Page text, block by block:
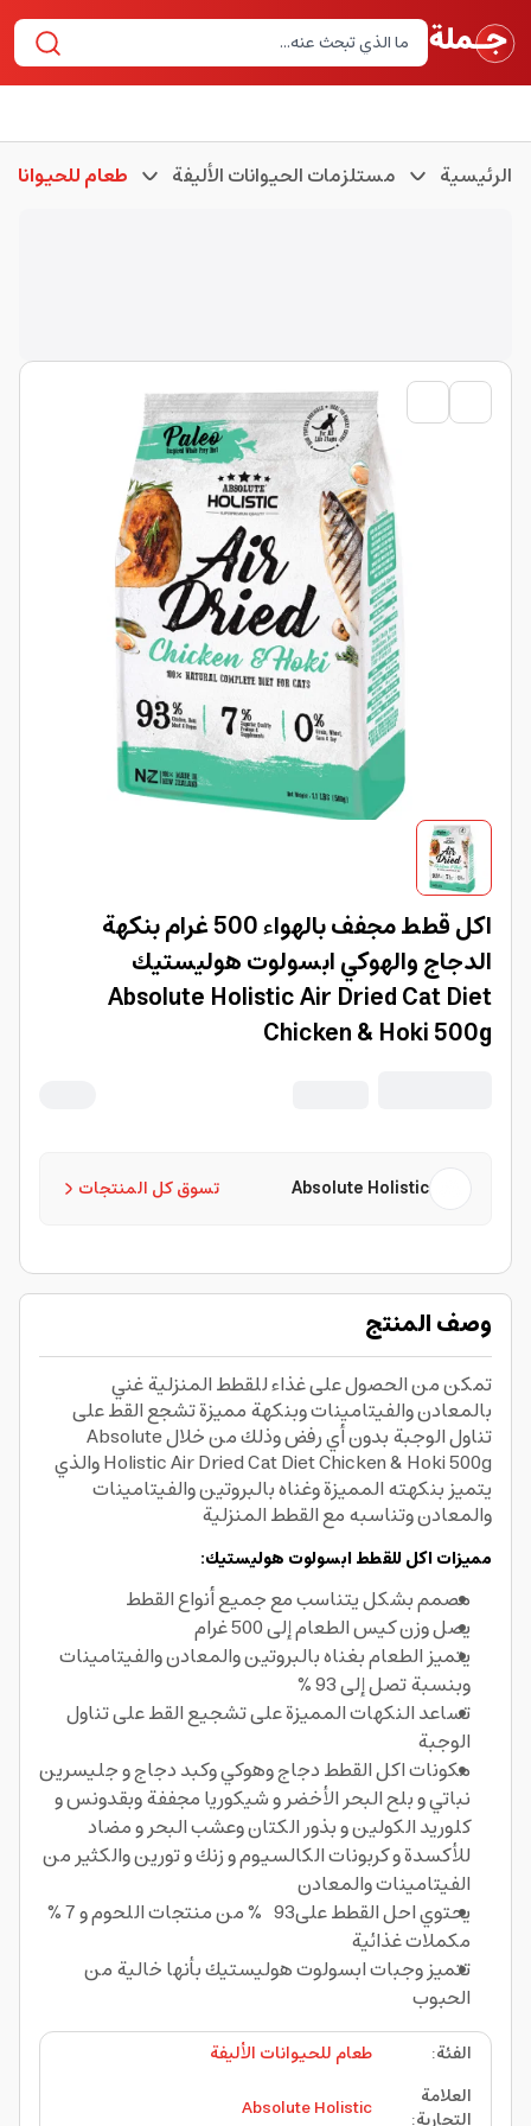
الرئيسية مستلزمات الحيوانات الأليفة طعام للحيوانات
اكل قطط مجفف بالهواء 500 غرام بنكهة
الدجاج والهوكي ابسولوت هوليستيك
Absolute Holistic Air Dried Cat Diet
Chicken & Hoki 500g
تسوق كل المنتجات Absolute Holistic
وصف المنتج
تمكن من الحصول على غذاء للقطط المنزلية غني
بالمعادن والفيتامينات وبنكهة مميزة تشجع القط على
تناول الوجبة بدون أي رفض وذلك من خلال Absolute
Holistic Air Dried Cat Diet Chicken & Hoki 500g والذي
يتميز بنكهته المميزة وغناه بالبروتين والفيتامينات
والمعادن وتناسبه مع القطط المنزلية
مميزات اكل للقطط ابسولوت هوليستيك:
مصمم بشكل يتناسب مع جميع أنواع القطط
يصل وزن كيس الطعام إلى 500 غرام
يتميز الطعام بغناه بالبروتين والمعادن والفيتامينات
وبنسبة تصل إلى 93 %
تساعد النكهات المميزة على تشجيع القط على تناول
الوجبة
مكونات اكل القطط دجاج وهوكي وكبد دجاج و جليسرين
نباتي و بلح البحر الأخضر و شيكوريا مجففة وبقدونس و
كلوريد الكولين و بذور الكتان وعشب البحر و مضاد
للأكسدة و كربونات الكالسيوم و زنك و تورين والكثير من
الفيتامينات والمعادن
يحتوي احل القطط على93 % من منتجات اللحوم و 7 %
مكملات غذائية
تتميز وجبات ابسولوت هوليستيك بأنها خالية من
الحبوب
الفئة:
طعام للحيوانات الأليفة
العلامة
التجارية:
Absolute Holistic